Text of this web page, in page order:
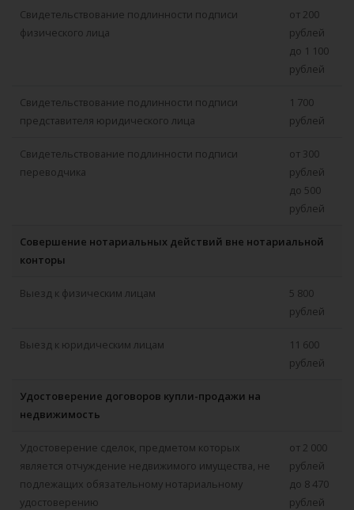
Свидетельствование подлинности подписи
физического лица
от 200
рублей
до 1 100
рублей
Свидетельствование подлинности подписи
представителя юридического лица
1 700
рублей
Свидетельствование подлинности подписи
переводчика
от 300
рублей
до 500
рублей
Совершение нотариальных действий вне нотариальной
конторы
Выезд к физическим лицам
5 800
рублей
Выезд к юридическим лицам
11 600
рублей
Удостоверение договоров купли-продажи на
недвижимость
Удостоверение сделок, предметом которых
является отчуждение недвижимого имущества, не
подлежащих обязательному нотариальному
удостоверению
от 2 000
рублей
до 8 470
рублей